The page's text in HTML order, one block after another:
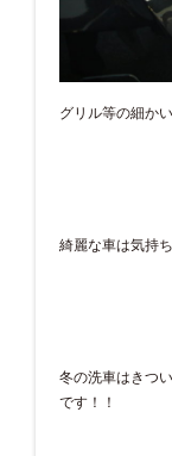
グリル等の細か
綺麗な車は気持
冬の洗車はきつ
です！！